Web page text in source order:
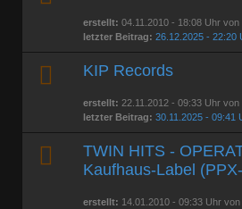
erstellt: 04.11.2010 - 18:08 Uhr von
letzter Beitrag: 26.12.2025 - 22:20
KIP Records
erstellt: 22.11.2012 - 09:33 Uhr von
letzter Beitrag: 30.11.2025 - 09:41
TWIN HITS -
Kaufhaus-Label
erstellt: 14.01.2010 - 09:33 Uhr